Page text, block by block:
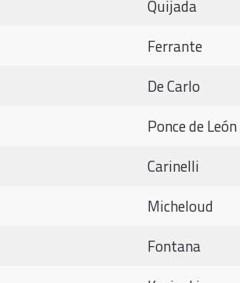
Quijada
Ferrante
De Carlo
Ponce de León
Carinelli
Micheloud
Fontana